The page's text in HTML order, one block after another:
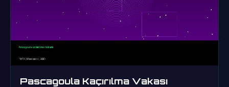
Pascagoula Kaçırılma Vakası